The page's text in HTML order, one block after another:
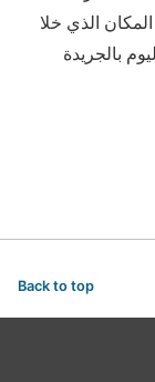
الذي خلا
بالجريدة
Back to top